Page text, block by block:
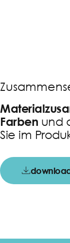
Farben und
Sie im